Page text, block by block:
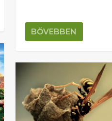
BŐVEBBEN